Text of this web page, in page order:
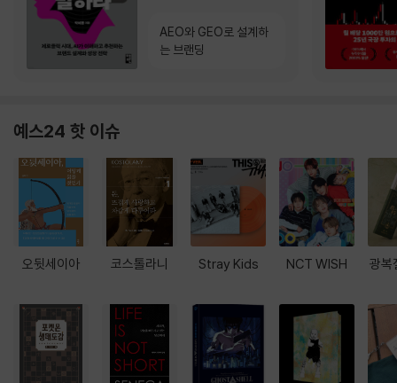
AEO와 GEO로 설계하
는 브랜딩
예스24 핫 이슈
오뒷세이아 코스톨라니 Stray Kids NCT WISH 광복